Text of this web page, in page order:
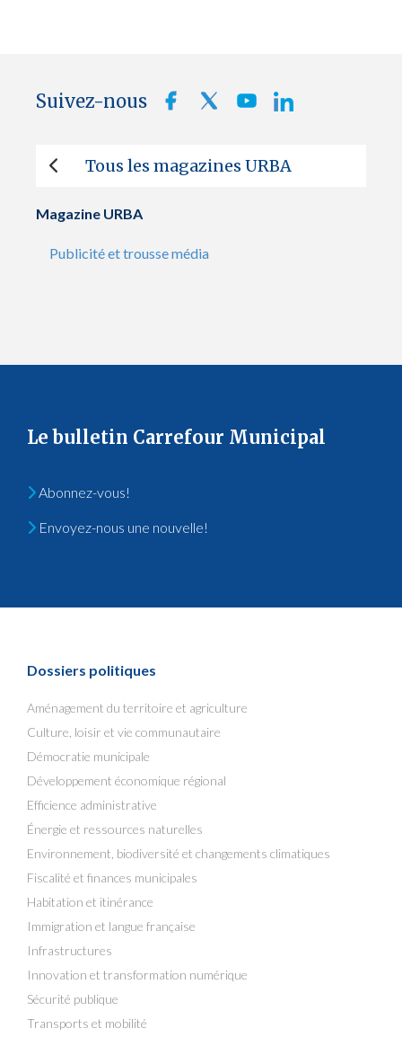
Suivez-nous
Tous les magazines URBA
Magazine URBA
Publicité et trousse média
Le bulletin Carrefour Municipal
Abonnez-vous!
Envoyez-nous une nouvelle!
Dossiers politiques
Aménagement du territoire et agriculture
Culture, loisir et vie communautaire
Démocratie municipale
Développement économique régional
Efficience administrative
Énergie et ressources naturelles
Environnement, biodiversité et changements climatiques
Fiscalité et finances municipales
Habitation et itinérance
Immigration et langue française
Infrastructures
Innovation et transformation numérique
Sécurité publique
Transports et mobilité